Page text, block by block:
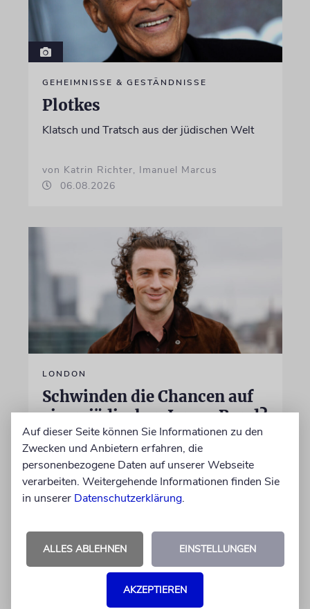
GEHEIMNISSE & GESTÄNDNISSE
Plotkes
Klatsch und Tratsch aus der jüdischen Welt
von Katrin Richter, Imanuel Marcus
06.08.2026
LONDON
Schwinden die Chancen auf
einen jüdischen James Bond?
Seit Jahren wird darüber spekuliert, wer der
neue 007 wird. Wenn es nach Produzentin
Amy Pascal geht, fällt die Entscheidung bald.
Stehen die Chancen für Aaron Taylor-Johnson
06.08.2026
Auf dieser Seite können Sie Informationen zu den
Zwecken und Anbietern erfahren, die
personenbezogene Daten auf unserer Webseite
verarbeiten. Weitergehende Informationen finden Sie
in unserer Datenschutzerklärung.
ALLES ABLEHNEN EINSTELLUNGEN
AKZEPTIEREN